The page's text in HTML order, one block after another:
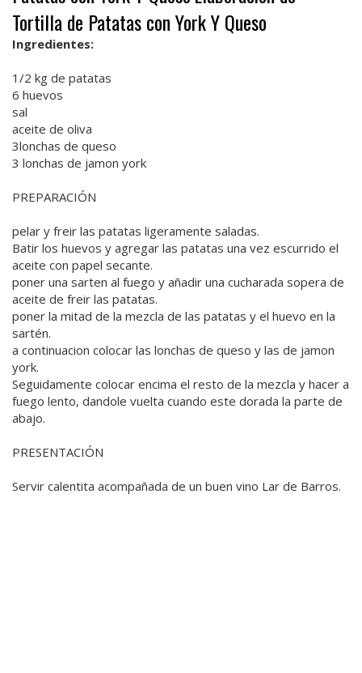
Tortilla de Patatas con York Y Queso
Ingredientes:
1/2 kg de patatas
6 huevos
sal
aceite de oliva
3lonchas de queso
3 lonchas de jamon york
PREPARACIÓN
pelar y freir las patatas ligeramente saladas.
Batir los huevos y agregar las patatas una vez escurrido el
aceite con papel secante.
poner una sarten al fuego y añadir una cucharada sopera de
aceite de freir las patatas.
poner la mitad de la mezcla de las patatas y el huevo en la
sartén.
a continuacion colocar las lonchas de queso y las de jamon
york.
Seguidamente colocar encima el resto de la mezcla y hacer a
fuego lento, dandole vuelta cuando este dorada la parte de
abajo.
PRESENTACIÓN
Servir calentita acompañada de un buen vino Lar de Barros.